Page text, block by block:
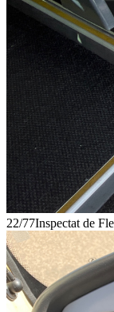
22/77Inspectat de